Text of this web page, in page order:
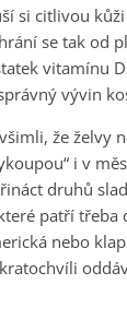
si citlivou
se tak od
vitamínu
vývin
že želvy
i v
druhů
patří třeba
nebo